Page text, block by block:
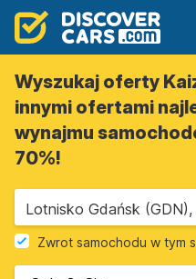
Wyszukaj oferty
innymi ofertami
wynajmu
70%!
Lotnisko Gdańsk
Zwrot samochodu w tym